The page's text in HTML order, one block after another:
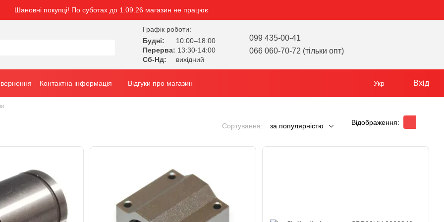
Шановні покупці! По суботах до 1.09.26 магазин не працює
Графік роботи:
Будні:
10:00–18:00
Перерва: 13:30-14:00
Сб-Нд:
вихідний
099 435-00-41
066 060-70-72 (тільки опт)
Контактна інформація Відгуки про магазин Укр Вхід
Сортування: за популярністю Відображення: